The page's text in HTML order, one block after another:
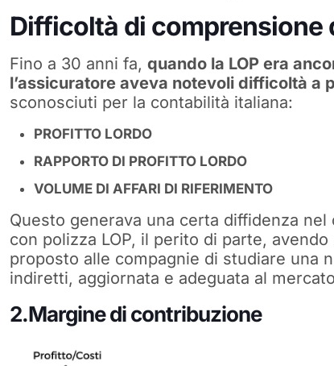
Difficoltà di comprensione
Fino a 30 anni fa, quando la LOP era
l’assicuratore aveva notevoli difficoltà a
sconosciuti per la contabilità italiana:
PROFITTO LORDO
RAPPORTO DI PROFITTO LORDO
VOLUME DI AFFARI DI RIFERIMENTO
Questo generava una certa diffidenza
con polizza LOP, il perito di parte,
proposto alle compagnie di studiare una
indiretti, aggiornata e adeguata al
2.Margine di contribuzione